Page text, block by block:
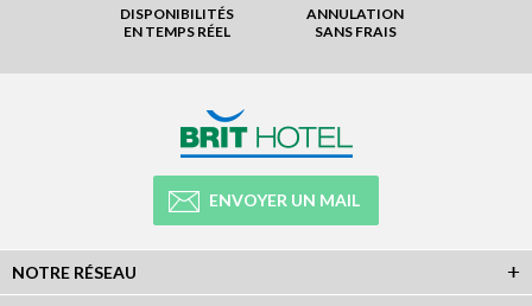
DISPONIBILITÉS
EN TEMPS RÉEL
ANNULATION
SANS FRAIS
ENVOYER UN MAIL
NOTRE RÉSEAU